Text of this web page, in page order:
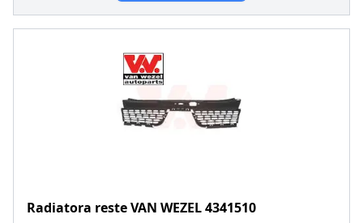
Radiatora resteVAN WEZEL4341510